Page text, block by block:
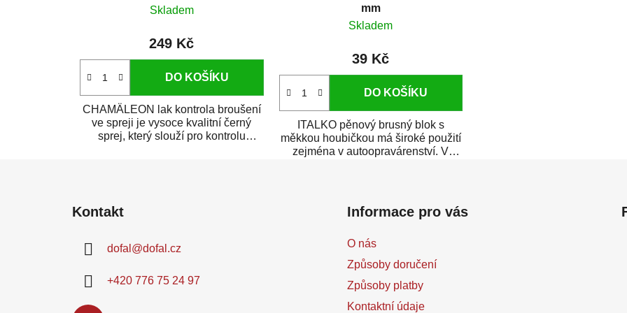
Skladem
249 Kč
DO KOŠÍKU
CHAMÄLEON lak kontrola broušení
ve spreji je vysoce kvalitní černý
sprej, který slouží pro kontrolu
mm
Skladem
39 Kč
DO KOŠÍKU
ITALKO pěnový brusný blok s
měkkou houbičkou má široké použití
zejména v autoopravárenství. V
Kontakt
dofal @dofal.cz
+420 776 75 24 97
Informace pro vás
O nás
Způsoby doručení
Způsoby platby
Kontaktní údaje